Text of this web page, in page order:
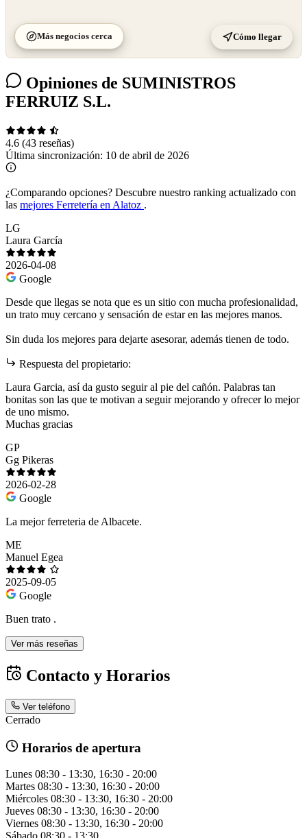
Más negocios cerca Cómo llegar
Opiniones de SUMINISTROS
FERRUIZ S.L.
4.6 (43 reseñas)
Última sincronización: 10 de abril de 2026
¿Comparando opciones? Descubre nuestro ranking actualizado con
las mejores Ferretería en Alatoz .
LG
Laura García
2026-04-08
Google
Desde que llegas se nota que es un sitio con mucha profesionalidad,
un trato muy cercano y sensación de estar en las mejores manos.
Sin duda los mejores para dejarte asesorar, además tienen de todo.
Respuesta del propietario:
Laura Garcia, así da gusto seguir al pie del cañón. Palabras tan
bonitas son las que te motivan a seguir mejorando y ofrecer lo mejor
de uno mismo.
Muchas gracias
GP
Gg Pikeras
2026-02-28
Google
La mejor ferreteria de Albacete.
ME
Manuel Egea
2025-09-05
Google
Buen trato .
Ver más reseñas
Contacto y Horarios
Ver teléfono
Cerrado
Horarios de apertura
Lunes 08:30 - 13:30, 16:30 - 20:00
Martes 08:30 - 13:30, 16:30 - 20:00
Miércoles 08:30 - 13:30, 16:30 - 20:00
Jueves 08:30 - 13:30, 16:30 - 20:00
Viernes 08:30 - 13:30, 16:30 - 20:00